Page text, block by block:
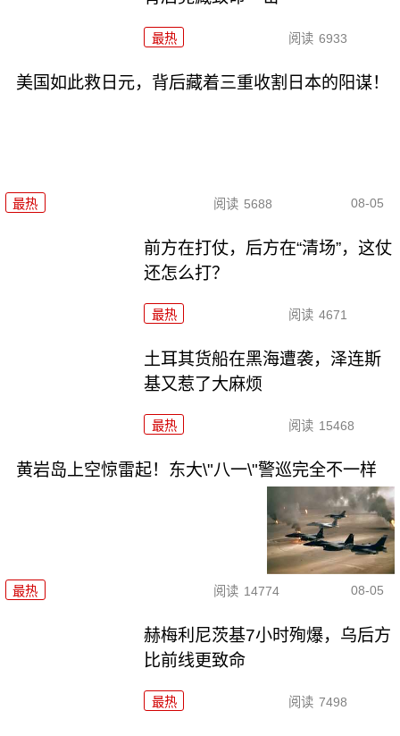
最热 阅读 6933
美国如此救日元，背后藏着三重收割日本的阳谋！
最热 阅读 5688 08-05
前方在打仗，后方在“清场”，这仗
还怎么打？
最热 阅读 4671
土耳其货船在黑海遭袭，泽连斯
基又惹了大麻烦
最热 阅读 15468
黄岩岛上空惊雷起！东大\"八一\"警巡完全不一样
最热 阅读 14774 08-05
赫梅利尼茨基7小时殉爆，乌后方
比前线更致命
最热 阅读 7498